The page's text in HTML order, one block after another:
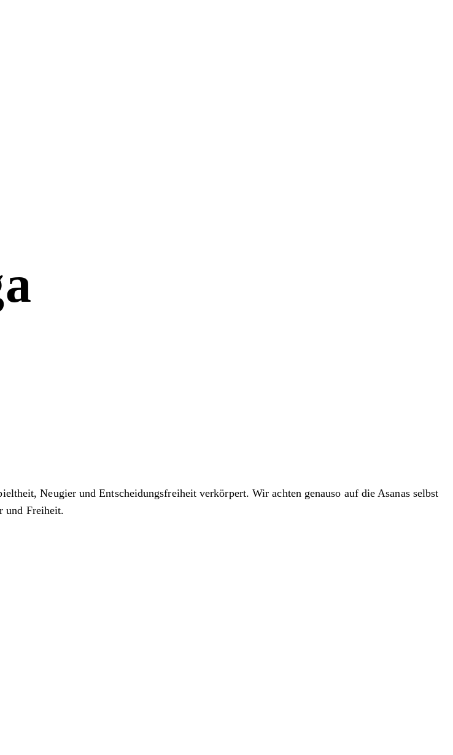
Neugier und Entscheidungsfreiheit verkörpert. Wir achten genauso auf die Asanas selbst
und Freiheit.